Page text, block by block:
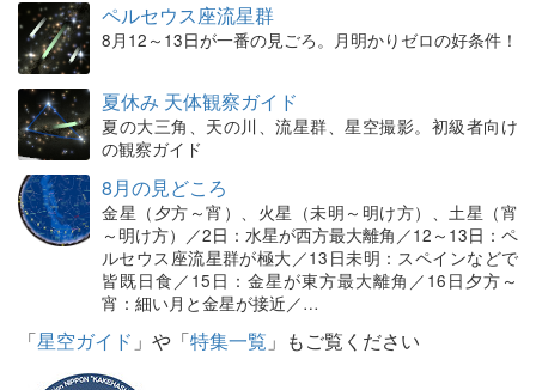
ペルセウス座流星群
8月12～13日が一番の見ごろ。月明かりゼロの好条件！
夏休み 天体観察ガイド
夏の大三角、天の川、流星群、星空撮影。初級者向け
の観察ガイド
8月の見どころ
金星（夕方～宵）、火星（未明～明け方）、土星（宵
～明け方）／2日：水星が西方最大離角／12～13日：ペ
ルセウス座流星群が極大／13日未明：スペインなどで
皆既日食／15日：金星が東方最大離角／16日夕方～
宵：細い月と金星が接近／…
「星空ガイド 」や「特集一覧 」もご覧ください